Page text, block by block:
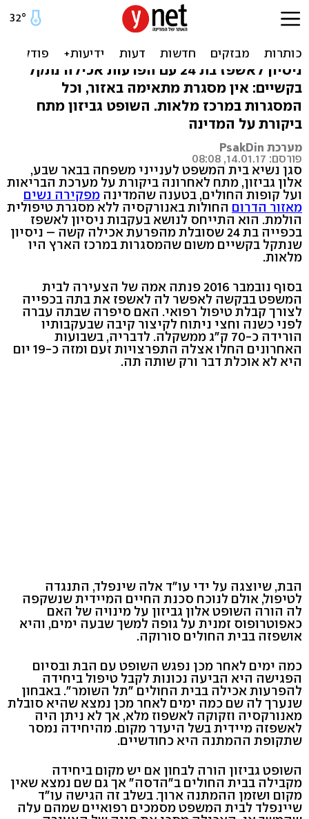
השופט זעם: "אין מסגרת
לאנורקסיות בדרום"
ניסיון לאשפז בת 24 עם הפרעות אכילה נתקל
בקשיים: אין מסגרת מתאימה באזור, וכל
המסגרות במרכז מלאות. השופט גביזון מתח
ביקורת על המדינה
מערכת PsakDin
פורסם: 14.01.17, 08:08
סגן נשיא בית המשפט לענייני משפחה בבאר שבע,
אלון גביזון, מתח לאחרונה ביקורת על מערכת הבריאות
ועל קופות החולים, בטענה שהמדינה מפקירה נשים
מאזור הדרום החולות באנורקסיה ללא מסגרת טיפולית
הולמת. הוא התייחס לנושא בעקבות ניסיון לאשפז
בכפייה בת 24 שסובלת מהפרעת אכילה קשה – ניסיון
שנתקל בקשיים משום שהמסגרות במרכז הארץ היו
מלאות.
בסוף נובמבר 2016 פנתה אמה של הצעירה לבית
המשפט בבקשה לאפשר לה לאשפז את בתה בכפייה
לצורך קבלת טיפול רפואי. האם סיפרה שבתה עברה
לפני כשנה וחצי ניתוח לקיצור קיבה שבעקבותיו
הורידה כ-70 ק"ג ממשקלה. לדבריה, בשבועות
האחרונים החלו אצלה התפרצויות זעם ומזה כ-19 יום
היא לא אוכלת דבר ורק שותה תה.
הבת, שיוצגה על ידי עו"ד אלה שינפלד, התנגדה
לטיפול, אולם לנוכח סכנת החיים המיידית שנשקפה
לה הורה השופט אלון גביזון על מינויה של האם
כאפוטרופוס זמנית על גופה למשך שבעה ימים, והיא
אושפזה בבית החולים סורוקה.
כמה ימים לאחר מכן נפגש השופט עם הבת ובסיום
הפגישה היא הביעה נכונות לקבל טיפול ביחידה
להפרעות אכילה בבית החולים "תל השומר". באבחון
שנערך לה שם כמה ימים לאחר מכן נמצא שהיא סובלת
מאנורקסיה וזקוקה לאשפוז מלא, אך לא ניתן היה
לאשפזה מיידית בשל היעדר מקום. מהיחידה נמסר
שתקופת ההמתנה היא כחודשיים.
השופט גביזון הורה לבחון אם יש מקום ביחידה
מקבילה בבית החולים ב"הדסה" אך גם שם נמצא שאין
מקום ושזמן ההמתנה ארוך. בשלב זה הגישה עו"ד
שיינפלד לבית המשפט מסמכים רפואיים שמהם עלה